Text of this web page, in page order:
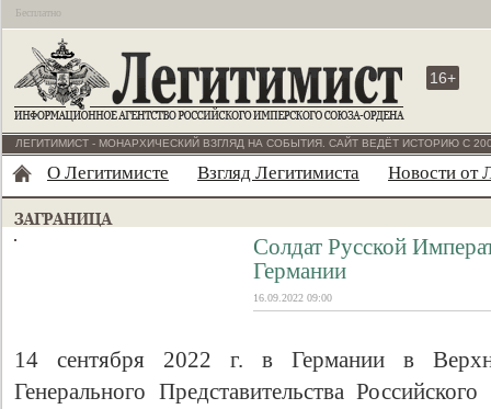
Бесплатно
16+
ЛЕГИТИМИСТ - МОНАРХИЧЕСКИЙ ВЗГЛЯД НА СОБЫТИЯ. САЙТ ВЕДЁТ ИСТОРИЮ С
О Легитимисте Взгляд Легитимиста Новости от
Солдат Русской
Германии
16.09.2022 09:00
14 сентября 2022 г. в Германии в
Генерального Представительства